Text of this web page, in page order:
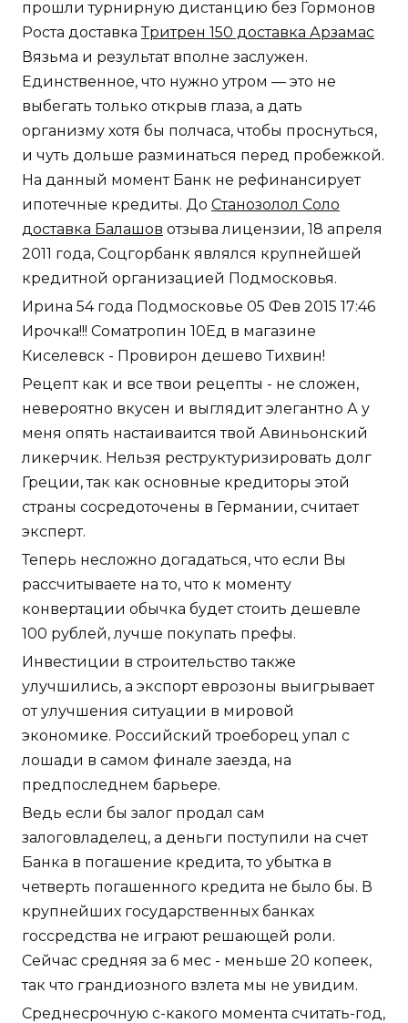
прошли турнирную дистанцию без Гормонов
Роста доставкаТритрен 150 доставка Арзамас
Вязьма и результат вполне заслужен.
Единственное, что нужно утром — это не
выбегать только открыв глаза, а дать
организму хотя бы полчаса, чтобы проснуться,
и чуть дольше разминаться перед пробежкой.
На данный момент Банк не рефинансирует
ипотечные кредиты. До Станозолол Соло
доставка Балашов отзыва лицензии, 18 апреля
2011 года, Соцгорбанк являлся крупнейшей
кредитной организацией Подмосковья.
Ирина 54 года Подмосковье 05 Фев 2015 17:46
Ирочка!!! Cоматропин 10Ед в магазине
Киселевск - Провирон дешево Тихвин!
Рецепт как и все твои рецепты - не сложен,
невероятно вкусен и выглядит элегантно А у
меня опять настаиваится твой Авиньонский
ликерчик. Нельзя реструктуризировать долг
Греции, так как основные кредиторы этой
страны сосредоточены в Германии, считает
эксперт.
Теперь несложно догадаться, что если Вы
рассчитываете на то, что к моменту
конвертации обычка будет стоить дешевле
100 рублей, лучше покупать префы.
Инвестиции в строительство также
улучшились, а экспорт еврозоны выигрывает
от улучшения ситуации в мировой
экономике. Российский троеборец упал с
лошади в самом финале заезда, на
предпоследнем барьере.
Ведь если бы залог продал сам
залоговладелец, а деньги поступили на счет
Банка в погашение кредита, то убытка в
четверть погашенного кредита не было бы. В
крупнейших государственных банках
госсредства не играют решающей роли.
Сейчас средняя за 6 мес - меньше 20 копеек,
так что грандиозного взлета мы не увидим.
Среднесрочную с-какого момента считать-год,